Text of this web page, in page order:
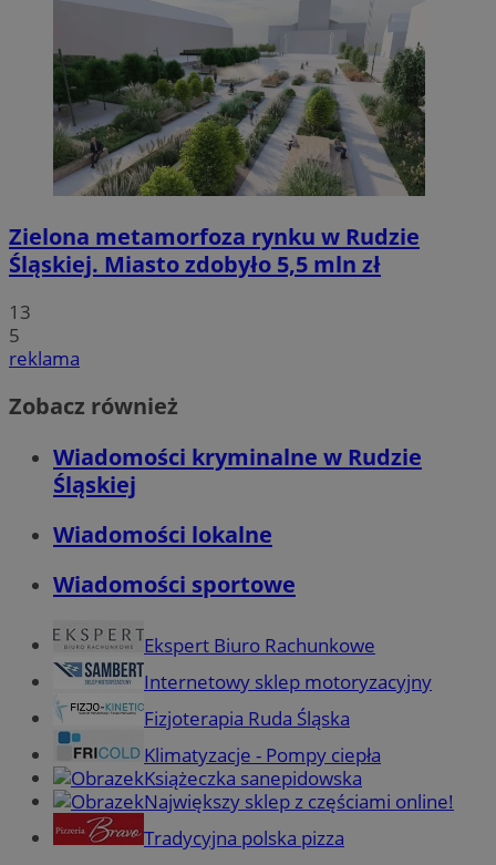
Zielona metamorfoza rynku w Rudzie
Śląskiej. Miasto zdobyło 5,5 mln zł
13
5
reklama
Zobacz również
Wiadomości kryminalne w Rudzie
Śląskiej
Wiadomości lokalne
Wiadomości sportowe
Ekspert Biuro Rachunkowe
Internetowy sklep motoryzacyjny
Fizjoterapia Ruda Śląska
Klimatyzacje - Pompy ciepła
Książeczka sanepidowska
Największy sklep z częściami online!
Tradycyjna polska pizza